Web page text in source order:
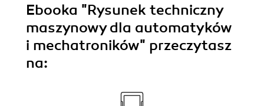
Ebooka "Rysunek techniczny
maszynowy dla automatyków
i mechatroników" przeczytasz
na: